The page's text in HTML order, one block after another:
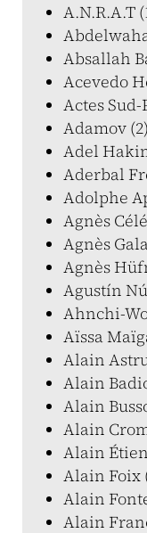
A.N.R.A.T
Absallah
Acevedo
Actes
Adamov (2)
Adel
Aderbal
Adolphe
Agnès
Agnès
Agnès
Agustín
Ahnchi-
Aïssa
Alain
Alain
Alain
Alain
Alain
Alain Foix
Alain
Alain